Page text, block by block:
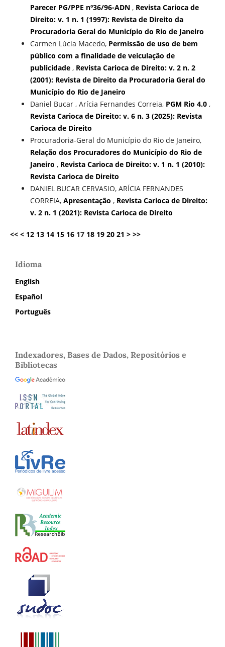
Parecer PG/PPE nº36/96-ADN , Revista Carioca de
Direito: v. 1 n. 1 (1997): Revista de Direito da
Procuradoria Geral do Município do Rio de Janeiro
Carmen Lúcia Macedo, Permissão de uso de bem
público com a finalidade de veiculação de
publicidade , Revista Carioca de Direito: v. 2 n. 2
(2001): Revista de Direito da Procuradoria Geral do
Município do Rio de Janeiro
Daniel Bucar , Arícia Fernandes Correia, PGM Rio 4.0 ,
Revista Carioca de Direito: v. 6 n. 3 (2025): Revista
Carioca de Direito
Procuradoria-Geral do Município do Rio de Janeiro,
Relação dos Procuradores do Município do Rio de
Janeiro , Revista Carioca de Direito: v. 1 n. 1 (2010):
Revista Carioca de Direito
DANIEL BUCAR CERVASIO, ARÍCIA FERNANDES
CORREIA, Apresentação , Revista Carioca de Direito:
v. 2 n. 1 (2021): Revista Carioca de Direito
<< < 12 13 14 15 16 17 18 19 20 21 > >>
Idioma
English
Español
Português
Indexadores, Bases de Dados, Repositórios e
Bibliotecas